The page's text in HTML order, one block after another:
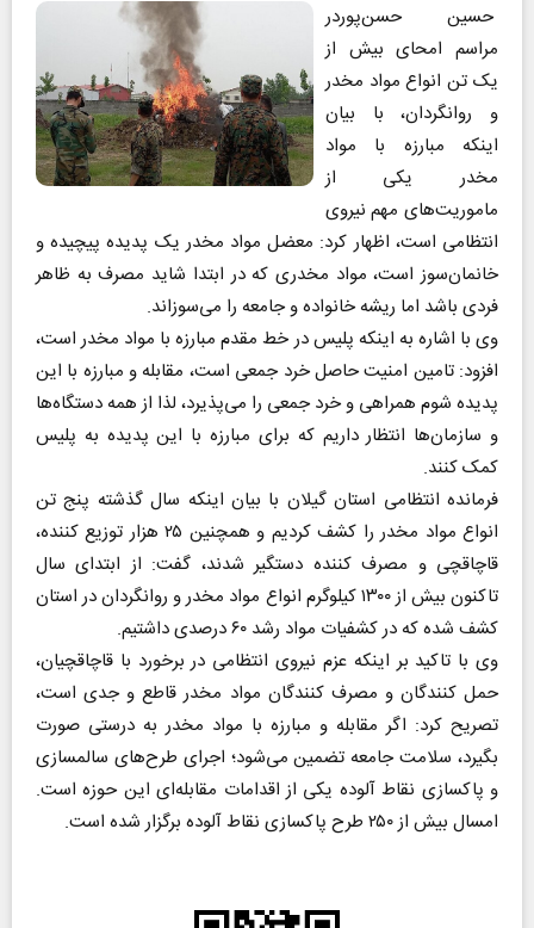
حسین حسن‌پوردر
مراسم امحای بیش از
یک تن انواع مواد مخدر
و روانگردان، با بیان
اینکه مبارزه با مواد
مخدر یکی از
ماموریت‌های مهم نیروی
انتظامی است، اظهار کرد: معضل مواد مخدر یک پدیده پیچیده و
خانمان‌سوز است، مواد مخدری که در ابتدا شاید مصرف به ظاهر
فردی باشد اما ریشه خانواده و جامعه را می‌سوزاند.
وی با اشاره به اینکه پلیس در خط مقدم مبارزه با مواد مخدر است،
افزود: تامین امنیت حاصل خرد جمعی است، مقابله و مبارزه با این
پدیده شوم همراهی و خرد جمعی را می‌پذیرد، لذا از همه دستگاه‌ها
و سازمان‌ها انتظار داریم که برای مبارزه با این پدیده به پلیس
کمک کنند.
فرمانده انتظامی استان گیلان با بیان اینکه سال گذشته پنج تن
انواع مواد مخدر را کشف کردیم و همچنین ۲۵ هزار توزیع کننده،
قاچاقچی و مصرف کننده دستگیر شدند، گفت: از ابتدای سال
تاکنون بیش از ۱۳۰۰ کیلوگرم انواع مواد مخدر و روانگردان در استان
کشف شده که در کشفیات مواد رشد ۶۰ درصدی داشتیم.
وی با تاکید بر اینکه عزم نیروی انتظامی در برخورد با قاچاقچیان،
حمل کنندگان و مصرف کنندگان مواد مخدر قاطع و جدی است،
تصریح کرد: اگر مقابله و مبارزه با مواد مخدر به درستی صورت
بگیرد، سلامت جامعه تضمین می‌شود؛ اجرای طرح‌های سالمسازی
و پاکسازی نقاط آلوده یکی از اقدامات مقابله‌ای این حوزه است.
امسال بیش از ۲۵۰ طرح پاکسازی نقاط آلوده برگزار شده است.